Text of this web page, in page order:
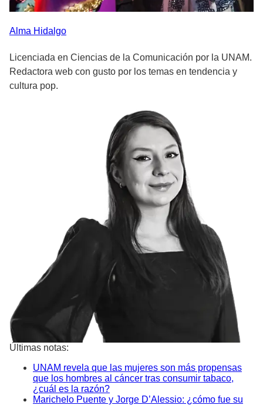
Alma Hidalgo
Licenciada en Ciencias de la Comunicación por la UNAM.
Redactora web con gusto por los temas en tendencia y
cultura pop.
Últimas notas:
UNAM revela que las mujeres son más propensas
que los hombres al cáncer tras consumir tabaco,
¿cuál es la razón?
Marichelo Puente y Jorge D’Alessio: ¿cómo fue su